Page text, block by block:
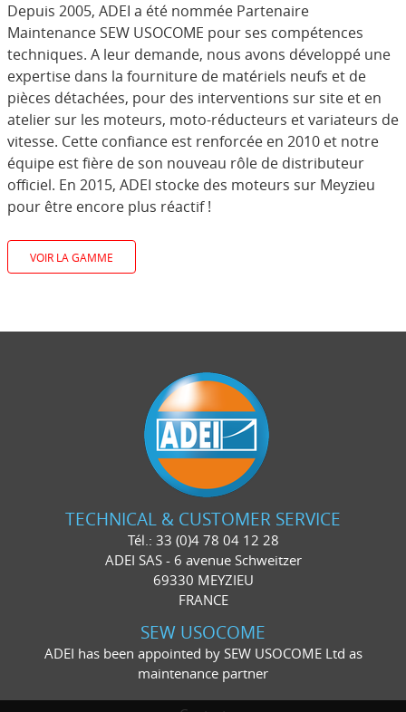
Depuis 2005, ADEI a été nommée Partenaire
Maintenance SEW USOCOME pour ses compétences
techniques. A leur demande, nous avons développé une
expertise dans la fourniture de matériels neufs et de
pièces détachées, pour des interventions sur site et en
atelier sur les moteurs, moto-réducteurs et variateurs de
vitesse. Cette confiance est renforcée en 2010 et notre
équipe est fière de son nouveau rôle de distributeur
officiel. En 2015, ADEI stocke des moteurs sur Meyzieu
pour être encore plus réactif !
VOIR LA GAMME
TECHNICAL & CUSTOMER SERVICE
Tél.: 33 (0)4 78 04 12 28
ADEI SAS - 6 avenue Schweitzer
69330 MEYZIEU
FRANCE
SEW USOCOME
ADEI has been appointed by SEW USOCOME Ltd as
maintenance partner